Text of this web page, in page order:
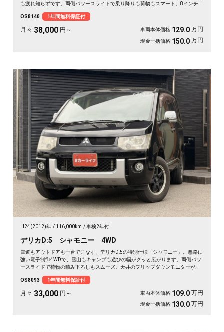
も疲れ知らずです。両側パワースライドで乗り降りも荷物もスマート。8インチ
パールの艶やかなボディが週末を格上げしてくれます。心地よさで選ぶなら《1
年保証付》💺✨🚗🎵💎
OS8140 1年間無料保証付
月々 38,000 円～ 車両本体価格 129.0 万円
現金一括価格 150.0 万円
H24(2012)年 116,000km 車検2年付
デリカD:5 シャモニー 4WD
雪道もアウトドアも一台でこなす、デリカD:5の特別仕様「シャモニー」。悪路に
強い電子制御4WDで、雪山もキャンプも遊びの幅がグッと広がります。両側パワ
ースライドで荷物の積み下ろしもスムーズ。天井のフリップダウンモニターがあ
いた一台で、週末の遠出が待ち遠しくなりますよ。乗り込むほどに頼れる相棒に
💫🏔️🚗✌️《1年保証付》
OS8093 1年間無料保証付
月々 33,000 円～ 車両本体価格 109.0 万円
現金一括価格 130.0 万円